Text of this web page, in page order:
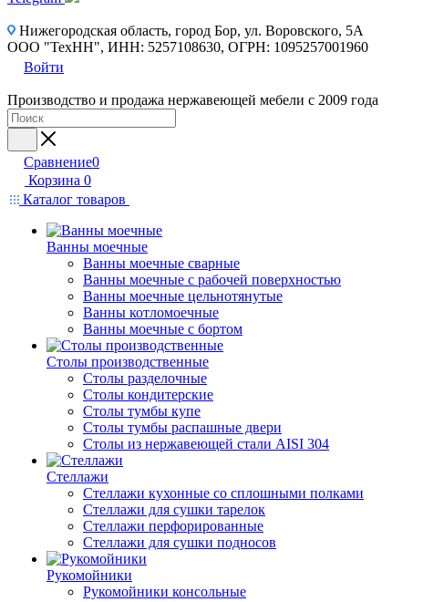
Нижегородская область, город Бор, ул. Воровского, 5А
ООО "ТехНН", ИНН: 5257108630, ОГРН: 1095257001960
Войти
Производство и продажа нержавеющей мебели с 2009 года
Сравнение0
Корзина 0
Каталог товаров
Ванны моечные
Ванны моечные сварные
Ванны моечные с рабочей поверхностью
Ванны моечные цельнотянутые
Ванны котломоечные
Ванны моечные с бортом
Столы производственные
Столы разделочные
Столы кондитерские
Столы тумбы купе
Столы тумбы распашные двери
Столы из нержавеющей стали AISI 304
Стеллажи
Стеллажи кухонные со сплошными полками
Стеллажи для сушки тарелок
Стеллажи перфорированные
Стеллажи для сушки подносов
Рукомойники
Рукомойники консольные